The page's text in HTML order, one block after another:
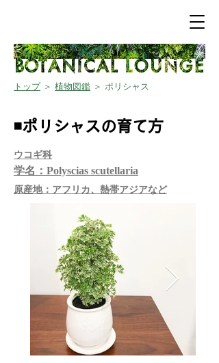
トップ＞ 植物図鑑 ＞ ポリシャス
◾️ポリシャスの育て方
​ウコギ科
学名：Polyscias scutellaria
​原産地：アフリカ、熱帯アジアなど